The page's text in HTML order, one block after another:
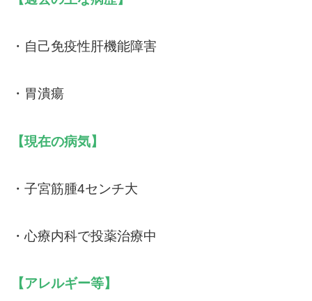
・自己免疫性肝機能障害
・胃潰瘍
【現在の病気】
・子宮筋腫4センチ大
・心療内科で投薬治療中
【アレルギー等】